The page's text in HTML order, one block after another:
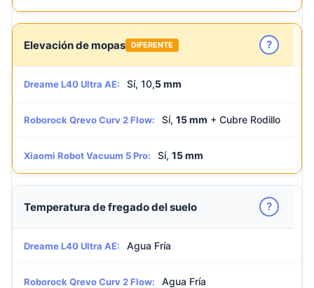
Elevación de mopas DIFERENTE ?
Dreame L40 Ultra AE: Sí, 10,5 mm
Roborock Qrevo Curv 2 Flow: Sí, 15 mm + Cubre Rodillo
Xiaomi Robot Vacuum 5 Pro: Sí, 15 mm
Temperatura de fregado del suelo ?
Dreame L40 Ultra AE: Agua Fría
Roborock Qrevo Curv 2 Flow: Agua Fría